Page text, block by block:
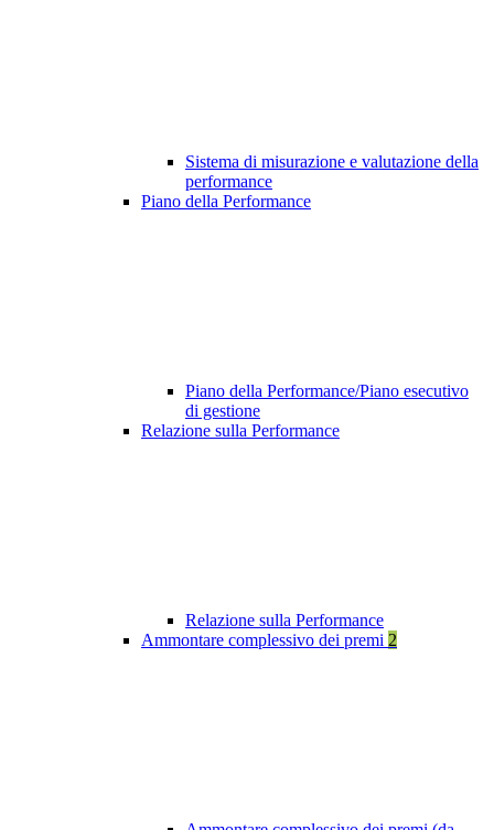
Sistema di misurazione e valutazione della
performance
Piano della Performance
Piano della Performance/Piano esecutivo
di gestione
Relazione sulla Performance
Relazione sulla Performance
Ammontare complessivo dei premi 2